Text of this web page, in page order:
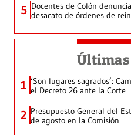
5 Docentes de Colón
desacato de órdenes de
1 ‘Son lugares sagrados’:
el Decreto 26 ante la Corte
2 Presupuesto General del
de agosto en la Comisión